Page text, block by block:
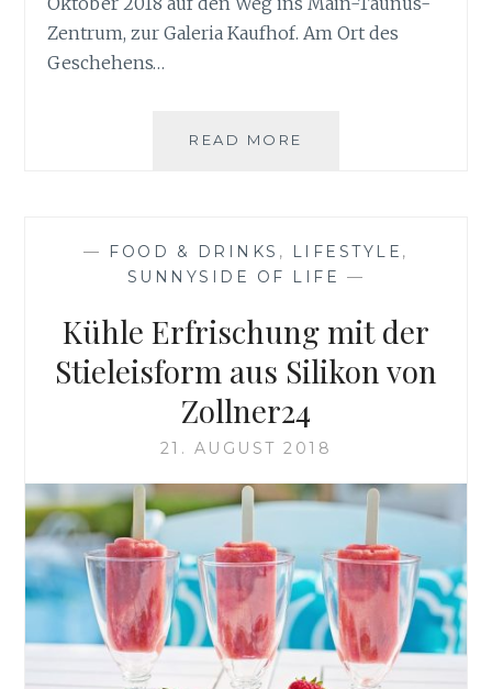
Zentrum, zur Galeria Kaufhof. Am Ort des
Geschehens…
READ MORE
KAUFHOF
MTZ
— FOOD & DRINKS , LIFESTYLE ,
SUNNYSIDE OF LIFE —
Kühle Erfrischung mit der
Stieleisform aus Silikon von
Zollner24
21. AUGUST 2018